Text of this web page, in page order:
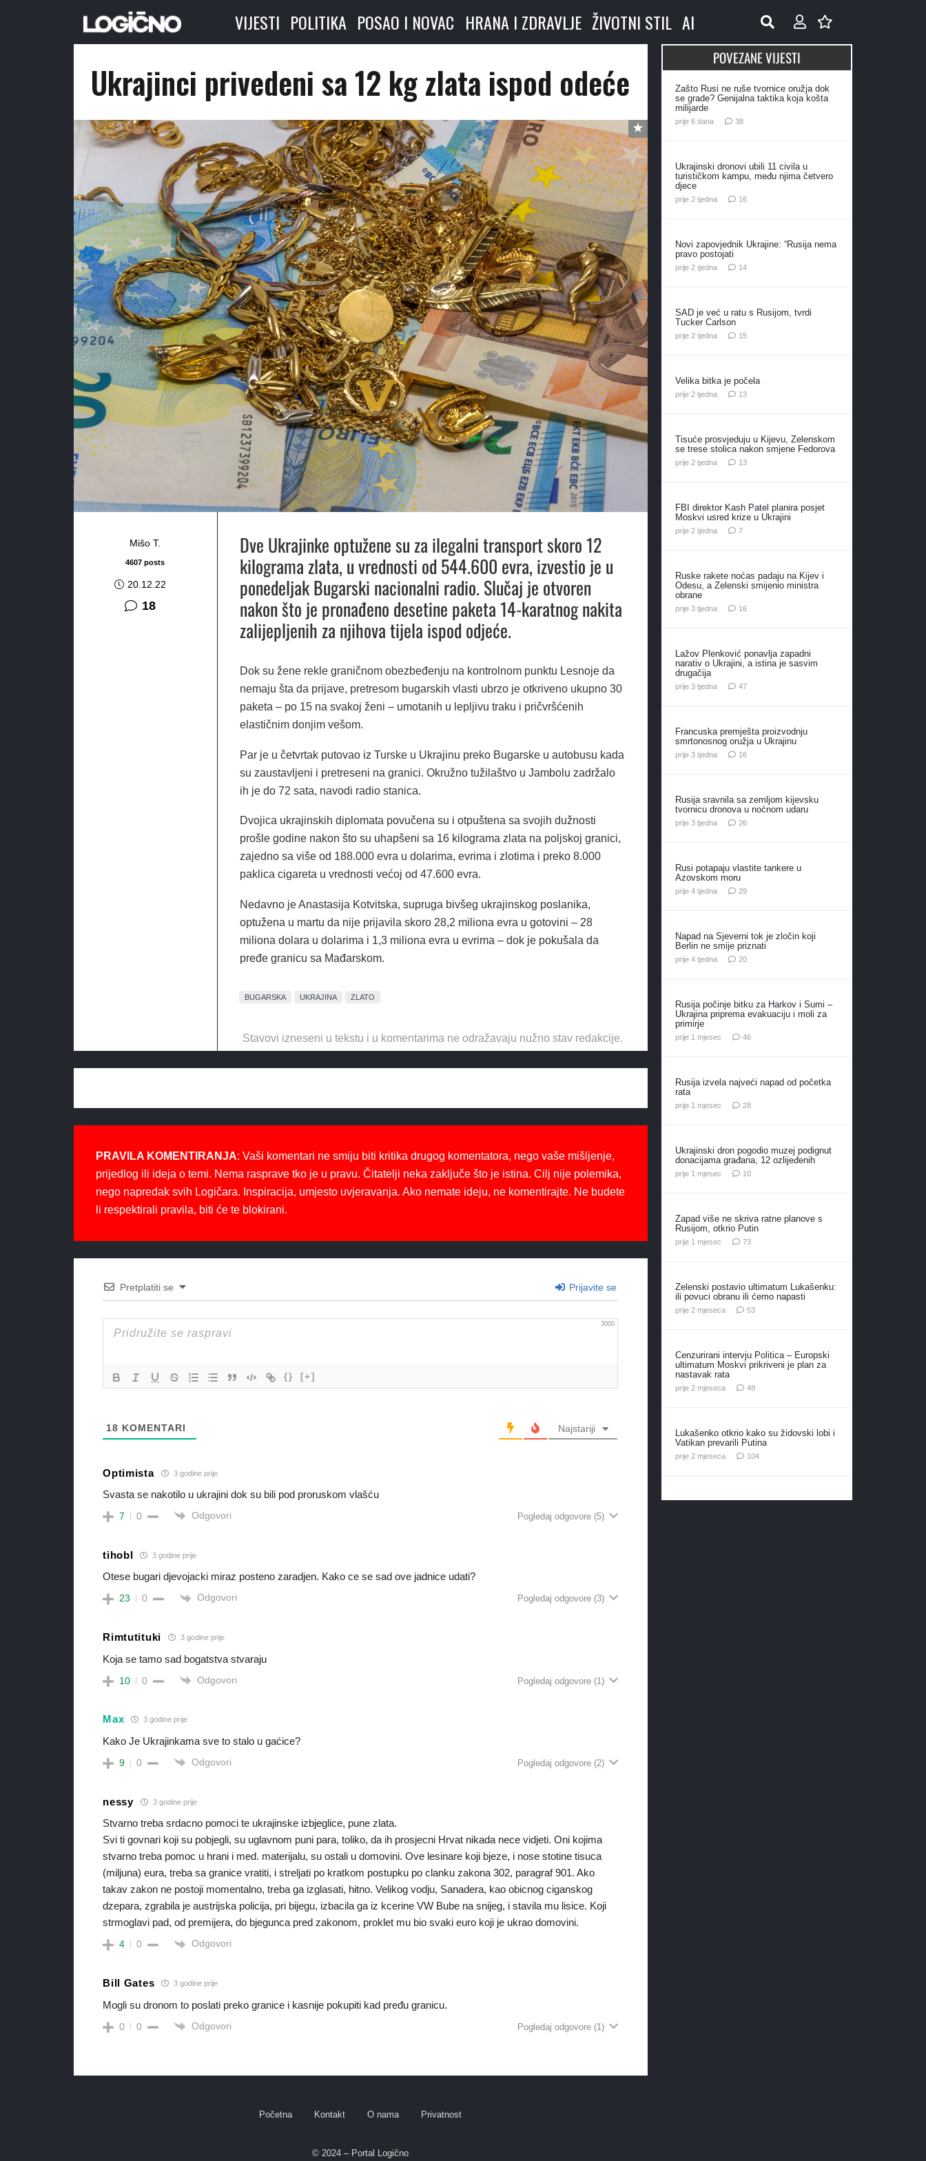
VIJESTI POLITIKA POSAO I NOVAC HRANA I ZDRAVLJE ŽIVOTNI STIL AI
Ukrajinci privedeni sa 12 kg zlata ispod odeće
Mišo T.
4607 posts
20.12.22
18komentara
Dve Ukrajinke optužene su za ilegalni transport skoro 12
kilograma zlata, u vrednosti od 544.600 evra, izvestio je u
ponedeljak Bugarski nacionalni radio. Slučaj je otvoren
nakon što je pronađeno desetine paketa 14-karatnog nakita
zalijepljenih za njihova tijela ispod odjeće.
Dok su žene rekle graničnom obezbeđenju na kontrolnom punktu Lesnoje da
nemaju šta da prijave, pretresom bugarskih vlasti ubrzo je otkriveno ukupno 30
paketa – po 15 na svakoj ženi – umotanih u lepljivu traku i pričvršćenih
elastičnim donjim vešom.
Par je u četvrtak putovao iz Turske u Ukrajinu preko Bugarske u autobusu kada
su zaustavljeni i pretreseni na granici. Okružno tužilaštvo u Jambolu zadržalo
ih je do 72 sata, navodi radio stanica.
Dvojica ukrajinskih diplomata povučena su i otpuštena sa svojih dužnosti
prošle godine nakon što su uhapšeni sa 16 kilograma zlata na poljskoj granici,
zajedno sa više od 188.000 evra u dolarima, evrima i zlotima i preko 8.000
paklica cigareta u vrednosti većoj od 47.600 evra.
Nedavno je Anastasija Kotvitska, supruga bivšeg ukrajinskog poslanika,
optužena u martu da nije prijavila skoro 28,2 miliona evra u gotovini – 28
miliona dolara u dolarima i 1,3 miliona evra u evrima – dok je pokušala da
pređe granicu sa Mađarskom.
BUGARSKA UKRAJINA ZLATO
Stavovi izneseni u tekstu i u komentarima ne odražavaju nužno stav redakcije.
PRAVILA KOMENTIRANJA: Vaši komentari ne smiju biti kritika drugog komentatora, nego vaše mišljenje,
prijedlog ili ideja o temi. Nema rasprave tko je u pravu. Čitatelji neka zaključe što je istina. Cilj nije polemika,
nego napredak svih Logičara. Inspiracija, umjesto uvjeravanja. Ako nemate ideju, ne komentirajte. Ne budete
li respektirali pravila, biti će te blokirani.
Pretplatiti se Prijavite se
3000
{} [+]
18 KOMENTARI Najstariji
Optimista 3 godine prije
Svasta se nakotilo u ukrajini dok su bili pod proruskom vlašću
7 0 Odgovori Pogledaj odgovore (5)
tihobl 3 godine prije
Otese bugari djevojacki miraz posteno zaradjen. Kako ce se sad ove jadnice udati?
23 0 Odgovori Pogledaj odgovore (3)
Rimtutituki 3 godine prije
Koja se tamo sad bogatstva stvaraju
10 0 Odgovori Pogledaj odgovore (1)
Max 3 godine prije
Kako Je Ukrajinkama sve to stalo u gaćice?
9 0 Odgovori Pogledaj odgovore (2)
nessy 3 godine prije
Stvarno treba srdacno pomoci te ukrajinske izbjeglice, pune zlata.
Svi ti govnari koji su pobjegli, su uglavnom puni para, toliko, da ih prosjecni Hrvat nikada nece vidjeti. Oni kojima
stvarno treba pomoc u hrani i med. materijalu, su ostali u domovini. Ove lesinare koji bjeze, i nose stotine tisuca
(miljuna) eura, treba sa granice vratiti, i streljati po kratkom postupku po clanku zakona 302, paragraf 901. Ako
takav zakon ne postoji momentalno, treba ga izglasati, hitno. Velikog vodju, Sanadera, kao obicnog ciganskog
dzepara, zgrabila je austrijska policija, pri bijegu, izbacila ga iz kcerine VW Bube na snijeg, i stavila mu lisice. Koji
strmoglavi pad, od premijera, do bjegunca pred zakonom, proklet mu bio svaki euro koji je ukrao domovini.
4 0 Odgovori
Bill Gates 3 godine prije
Mogli su dronom to poslati preko granice i kasnije pokupiti kad pređu granicu.
0 0 Odgovori Pogledaj odgovore (1)
Početna Kontakt O nama Privatnost
© 2024 – Portal Logično
POVEZANE VIJESTI
Zašto Rusi ne ruše tvornice oružja dok
se grade? Genijalna taktika koja košta
milijarde
prije 6 dana 38komentara
Ukrajinski dronovi ubili 11 civila u
turističkom kampu, među njima četvero
djece
prije 2 tjedna 16komentara
Novi zapovjednik Ukrajine: “Rusija nema
pravo postojati
prije 2 tjedna 14komentara
SAD je već u ratu s Rusijom, tvrdi
Tucker Carlson
prije 2 tjedna 15komentara
Velika bitka je počela
prije 2 tjedna 13komentara
Tisuće prosvjeduju u Kijevu, Zelenskom
se trese stolica nakon smjene Fedorova
prije 2 tjedna 13komentara
FBI direktor Kash Patel planira posjet
Moskvi usred krize u Ukrajini
prije 2 tjedna 7komentara
Ruske rakete noćas padaju na Kijev i
Odesu, a Zelenski smijenio ministra
obrane
prije 3 tjedna 16komentara
Lažov Plenković ponavlja zapadni
narativ o Ukrajini, a istina je sasvim
drugačija
prije 3 tjedna 47komentara
Francuska premješta proizvodnju
smrtonosnog oružja u Ukrajinu
prije 3 tjedna 16komentara
Rusija sravnila sa zemljom kijevsku
tvornicu dronova u noćnom udaru
prije 3 tjedna 26komentara
Rusi potapaju vlastite tankere u
Azovskom moru
prije 4 tjedna 29komentara
Napad na Sjeverni tok je zločin koji
Berlin ne smije priznati
prije 4 tjedna 20komentara
Rusija počinje bitku za Harkov i Sumi –
Ukrajina priprema evakuaciju i moli za
primirje
prije 1 mjesec 46komentara
Rusija izvela najveći napad od početka
rata
prije 1 mjesec 28komentara
Ukrajinski dron pogodio muzej podignut
donacijama građana, 12 ozlijeđenih
prije 1 mjesec 10komentara
Zapad više ne skriva ratne planove s
Rusijom, otkrio Putin
prije 1 mjesec 73komentara
Zelenski postavio ultimatum Lukašenku:
ili povuci obranu ili ćemo napasti
prije 2 mjeseca 53komentara
Cenzurirani intervju Politica – Europski
ultimatum Moskvi prikriveni je plan za
nastavak rata
prije 2 mjeseca 48komentara
Lukašenko otkrio kako su židovski lobi i
Vatikan prevarili Putina
prije 2 mjeseca 104komentara